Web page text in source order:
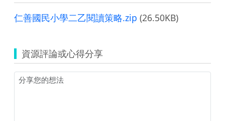
仁善國民小學二乙閱讀策略.zip (26.50KB)
資源評論或心得分享